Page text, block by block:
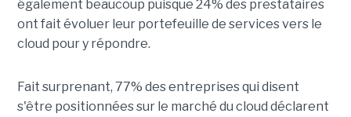
également beaucoup puisque 24% des prestataires
ont fait évoluer leur portefeuille de services vers le
cloud pour y répondre.
Fait surprenant, 77% des entreprises qui disent
s'être positionnées sur le marché du cloud déclarent